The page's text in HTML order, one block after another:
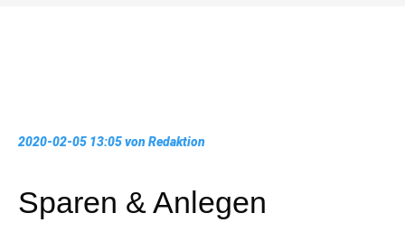
2020-02-05 13:05von Redaktion
Sparen & Anlegen